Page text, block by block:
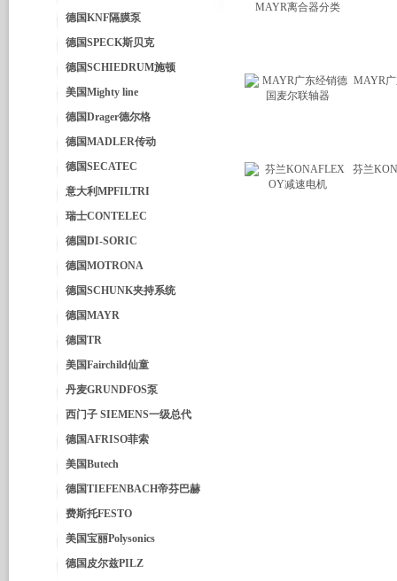
德国KNF隔膜泵
德国SPECK斯贝克
德国SCHIEDRUM施顿
美国Mighty line
德国Drager德尔格
德国MADLER传动
德国SECATEC
意大利MPFILTRI
瑞士CONTELEC
德国DI-SORIC
德国MOTRONA
德国SCHUNK夹持系统
德国MAYR
德国TR
美国Fairchild仙童
丹麦GRUNDFOS泵
西门子 SIEMENS一级总代
德国AFRISO菲索
美国Butech
德国TIEFENBACH帝芬巴赫
费斯托FESTO
美国宝丽Polysonics
德国皮尔兹PILZ
MAYR
芬兰